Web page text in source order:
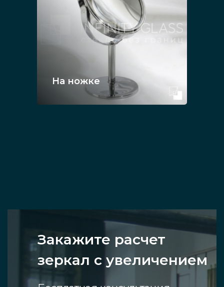
На ножке
Закажите расчет
зеркал с увеличением